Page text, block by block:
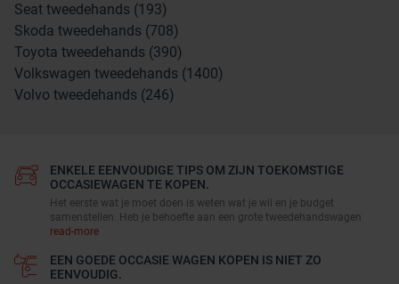
Seat tweedehands (193)
Skoda tweedehands (708)
Toyota tweedehands (390)
Volkswagen tweedehands (1400)
Volvo tweedehands (246)
ENKELE EENVOUDIGE TIPS OM ZIJN TOEKOMSTIGE
OCCASIEWAGEN TE KOPEN.
Het eerste wat je moet doen is weten wat je wil en je budget
samenstellen. Heb je behoefte aan een grote tweedehandswagen
read-more
EEN GOEDE OCCASIE WAGEN KOPEN IS NIET ZO
EENVOUDIG.